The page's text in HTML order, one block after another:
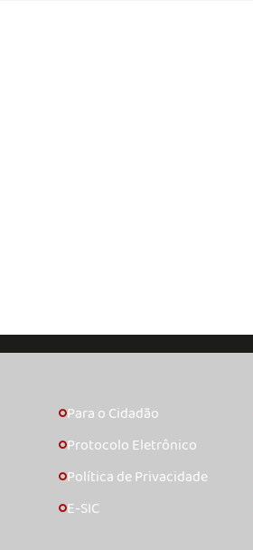
🞇Para o Cidadão
🞇Protocolo Eletrônico
🞇Política de Privacidade
🞇E-SIC